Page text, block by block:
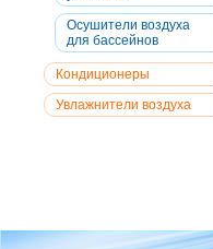
Осушители воздуха
для бассейнов
Кондиционеры
Увлажнители воздуха